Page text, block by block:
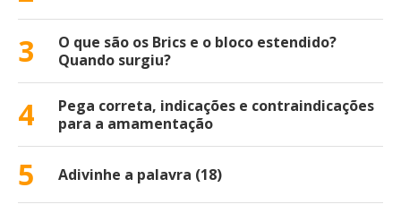
3
O que são os Brics e o bloco estendido?
Quando surgiu?
4
Pega correta, indicações e contraindicações
para a amamentação
5 Adivinhe a palavra (18)